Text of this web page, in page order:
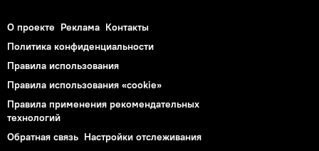
О проекте Реклама Контакты
Политика конфиденциальности
Правила использования
Правила использования «cookie»
Правила применения рекомендательных
технологий
Обратная связь Настройки отслеживания